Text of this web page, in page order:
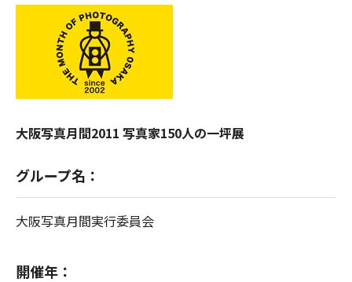
大阪写真月間2011 写真家150人の一坪展
グループ名：
大阪写真月間実行委員会
開催年：